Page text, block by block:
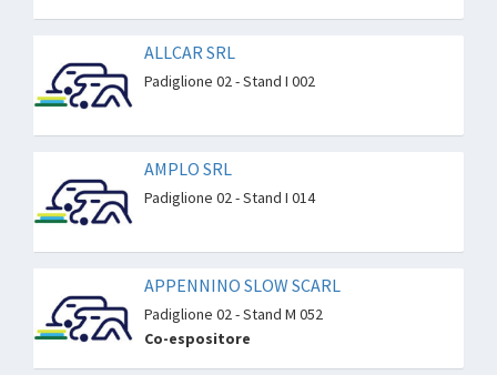
ALLCAR SRL
Padiglione 02 - Stand I 002
AMPLO SRL
Padiglione 02 - Stand I 014
APPENNINO SLOW SCARL
Padiglione 02 - Stand M 052
Co-espositore